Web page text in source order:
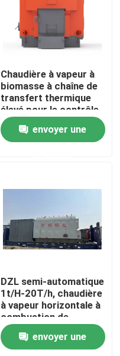
Chaudière à vapeur à
biomasse à chaîne de
transfert thermique
élevé pour le contrôle
de la combustion
envoyer une
DZL semi-automatique
1t/H-20T/h, chaudière
à vapeur horizontale à
combustion de
biomasse
envoyer une